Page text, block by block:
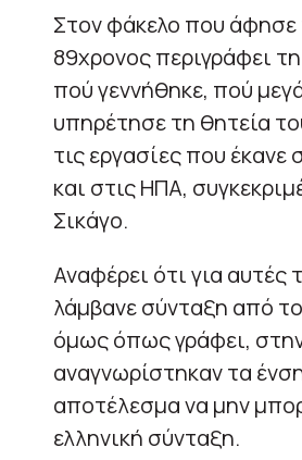
Στον φάκελο που
89χρονος περιγράφει
πού γεννήθηκε, πού
υπηρέτησε τη θητεία
τις εργασίες που έκανε
και στις ΗΠΑ,
Σικάγο.
Αναφέρει ότι για αυτές
λάμβανε σύνταξη από
όμως όπως γράφει,
αναγνωρίστηκαν τα
αποτέλεσμα να μην
ελληνική σύνταξη.